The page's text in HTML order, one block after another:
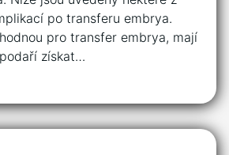
po transferu embrya.
pro transfer embrya, mají
získat…